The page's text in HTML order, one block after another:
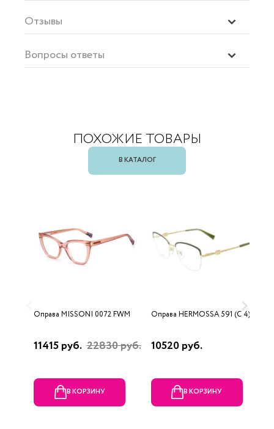
Отзывы
Вопросы ответы
ПОХОЖИЕ ТОВАРЫ
В КАТАЛОГ
Оправа MISSONI 0072 FWM
11415 руб. 22830 руб.
В КОРЗИНУ
Оправа HERMOSSA 591 (C 4)
10520 руб.
В КОРЗИНУ